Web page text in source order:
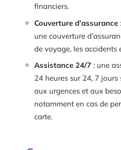
financiers.
Couverture d’assurance
une couverture
de voyage, les accidents
Assistance 24/7 : une
24 heures sur 24, 7
aux urgences et aux
notamment en cas de
carte.